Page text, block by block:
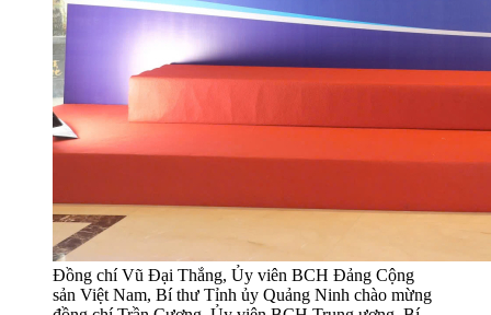
Đồng chí Vũ Đại Thắng, Ủy viên BCH Đảng Cộng
sản Việt Nam, Bí thư Tỉnh ủy Quảng Ninh chào mừng